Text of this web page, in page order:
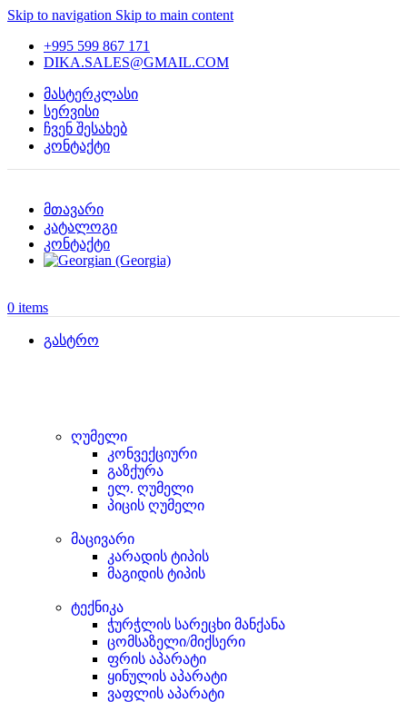
Skip to navigation Skip to main content
+995 599 867 171
DIKA.SALES@GMAIL.COM
მასტერკლასი
სერვისი
ჩვენ შესახებ
კონტაქტი
მთავარი
კატალოგი
კონტაქტი
0 items
გასტრო
ღუმელი
კონვექციური
გაზქურა
ელ. ღუმელი
პიცის ღუმელი
მაცივარი
კარადის ტიპის
მაგიდის ტიპის
ტექნიკა
ჭურჭლის სარეცხი მანქანა
ცომსაზელი/მიქსერი
ფრის აპარატი
ყინულის აპარატი
ვაფლის აპარატი